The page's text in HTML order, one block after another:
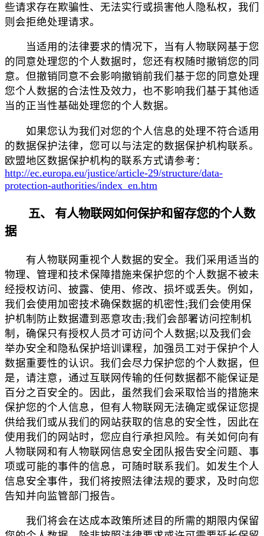
些请求存在欺骗性、无法实行或损害他人隐私权，我们
则会拒绝处理请求。
当适用的法律要求的情况下，当有人物联网基于您
的同意处理您的个人数据时，您还有权随时撤销您的同
意。但撤销同意不会影响撤销前我们基于您的同意处理
您个人数据的合法性及效力，也不影响我们基于其他适
当的正当性基础处理您的个人数据。
如果您认为我们对您的个人信息的处理不符合适用
的数据保护法律，您可以与法定的数据保护机构联系。
欧盟地区数据保护机构的联系方式请参考：
http://ec.europa.eu/justice/article-29/structure/data-
protection-authorities/index_en.htm
五、 有人物联网如何保护和留存您的个人数
据
有人物联网重视个人数据的安全。我们采用适当的
物理、管理和技术保障措施来保护您的个人数据不被未
经授权访问、披露、使用、修改、损坏或丢失。例如，
我们会使用加密技术确保数据的机密性;我们会使用保
护机制防止数据遭到恶意攻击;我们会部署访问控制机
制，确保只有授权人员才可访问个人数据;以及我们会
举办安全和隐私保护培训课程，加强员工对于保护个人
数据重要性的认识。我们会尽力保护您的个人数据，但
是，请注意，通过互联网传输的任何数据都不能保证是
百分之百安全的。因此，虽然我们会采取恰当的措施来
保护您的个人信息，但有人物联网无法确定或保证您提
供给我们或从我们的网站获取的信息的安全性，因此在
使用我们的网站时，您应自行承担风险。有关如何向有
人物联网和有人物联网信息安全团队报告安全问题、事
项或可能的事件的信息，可随时联系我们。如发生个人
信息安全事件，我们将按照法律法规的要求，及时向您
告知并向监管部门报告。
我们将会在达成本政策所述目的所需的期限内保留